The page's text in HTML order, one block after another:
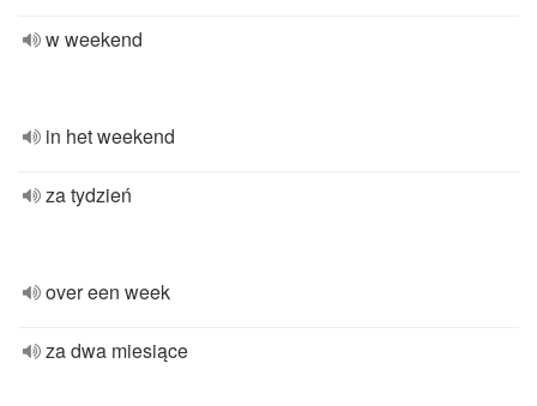
w weekend
in het weekend
za tydzień
over een week
za dwa miesiące